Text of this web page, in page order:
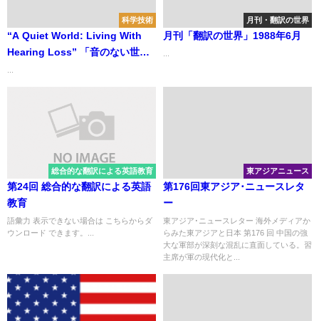
科学技術
“A Quiet World: Living With
Hearing Loss” 「音のない世界
月刊・翻訳の世界
月刊「翻訳の世界」1988年6月
総合的な翻訳による英語教育
第24回 総合的な翻訳による英語
教育
語彙力 表示できない場合は こちらからダ
ウンロード できます。...
東アジアニュース
第176回東アジア･ニュースレタ
ー
東アジア･ニュースレター 海外メディアか
らみた東アジアと日本 第176 回 中国の強
大な軍部が深刻な混乱に直面している。習
主席が軍の現代化と...